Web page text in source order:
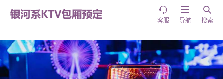

搜索

导航

客服